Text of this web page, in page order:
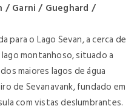
/ Garni / Gueghard /
o Lago Sevan, a cerca de
montanhoso, situado a
maiores lagos de água
de Sevanavank, fundado em
com vistas deslumbrantes.